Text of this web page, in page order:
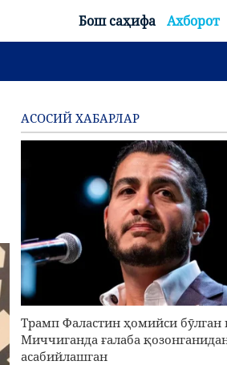
Бош саҳифа Ахборот
АСОСИЙ ХАБАРЛАР
Трамп Фаластин ҳомийси
Миччиганда ғалаба
асабийлашган